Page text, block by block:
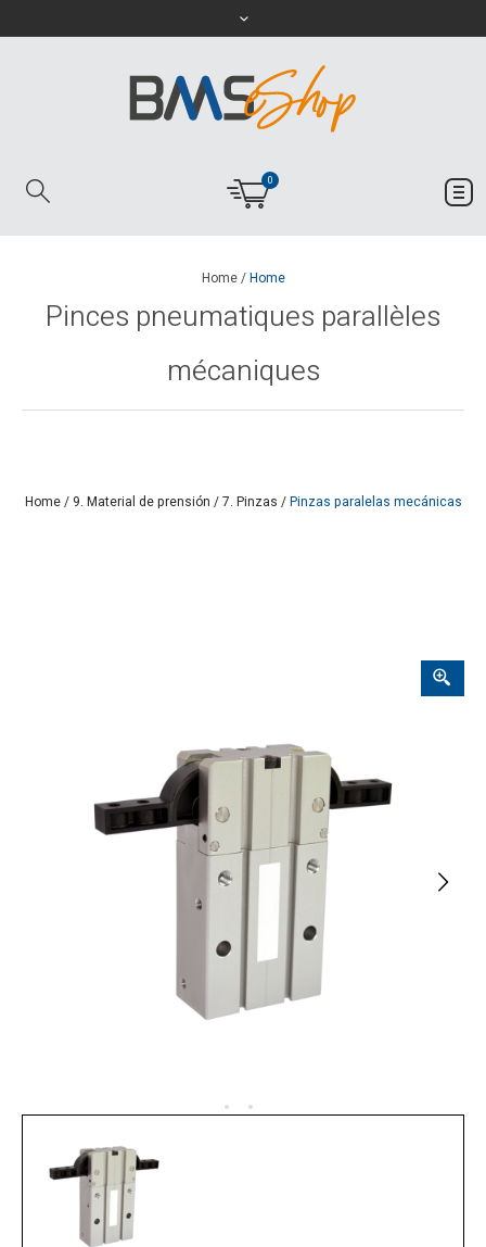
0
Home/Home
Pinces pneumatiques parallèles
mécaniques
Home/ 9. Material de prensión /7. Pinzas /Pinzas paralelas mecánicas